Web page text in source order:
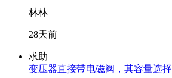
林林
28天前
求助
变压器直接带电磁阀，其容量选择